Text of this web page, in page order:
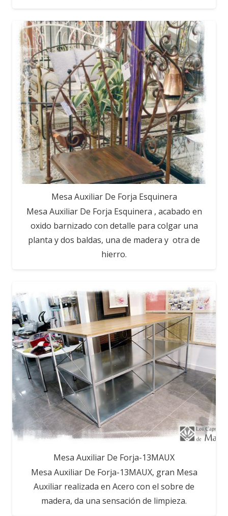
Mesa Auxiliar De Forja Esquinera
Mesa Auxiliar De Forja Esquinera , acabado en
oxido barnizado con detalle para colgar una
planta y dos baldas, una de madera y otra de
hierro.
Mesa Auxiliar De Forja-13MAUX
Mesa Auxiliar De Forja-13MAUX, gran Mesa
Auxiliar realizada en Acero con el sobre de
madera, da una sensación de limpieza.